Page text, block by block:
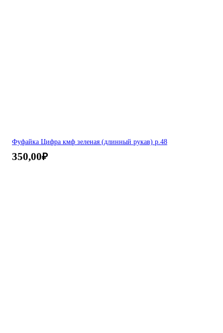
Фуфайка Цифра кмф зеленая (длинный рукав) р.48
350,00₽